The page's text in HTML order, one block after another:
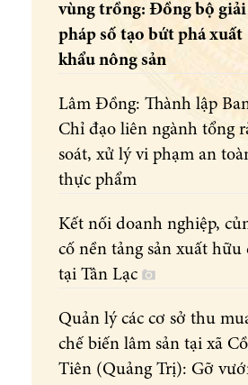
vùng trồng: Đồng bộ giải
pháp số tạo bứt phá xuất
khẩu nông sản
Lâm Đồng: Thành lập
Chỉ đạo liên ngành tổng
soát, xử lý vi phạm an
thực phẩm
Kết nối doanh nghiệp,
cố nền tảng sản xuất hữu
tại Tân Lạc
Quản lý các cơ sở thu
chế biến lâm sản tại xã
Tiên (Quảng Trị): Gỡ